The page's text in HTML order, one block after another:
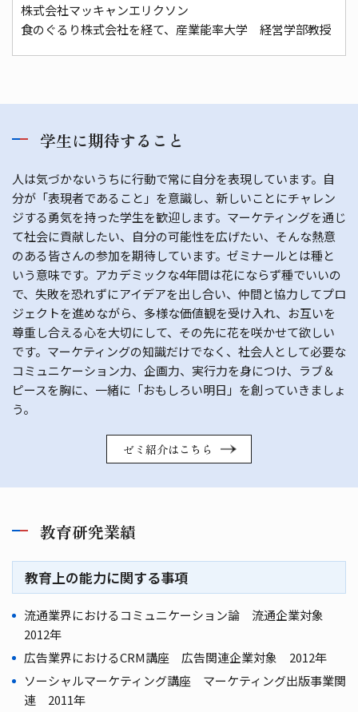
株式会社マッキャンエリクソン
食のぐるり株式会社を経て、産業能率大学 経営学部教授
学生に期待すること
人は気づかないうちに行動で常に自分を表現しています。自
分が「表現者であること」を意識し、新しいことにチャレン
ジする勇気を持った学生を歓迎します。マーケティングを通じ
て社会に貢献したい、自分の可能性を広げたい、そんな熱意
のある皆さんの参加を期待しています。ゼミナールとは種と
いう意味です。アカデミックな4年間は花にならず種でいいの
で、失敗を恐れずにアイデアを出し合い、仲間と協力してプロ
ジェクトを進めながら、多様な価値観を受け入れ、お互いを
尊重し合える心を大切にして、その先に花を咲かせて欲しい
です。マーケティングの知識だけでなく、社会人として必要な
コミュニケーション力、企画力、実行力を身につけ、ラブ＆
ピースを胸に、一緒に「おもしろい明日」を創っていきましょ
う。
ゼミ紹介はこちら
教育研究業績
教育上の能力に関する事項
流通業界におけるコミュニケーション論 流通企業対象
2012年
広告業界におけるCRM講座 広告関連企業対象 2012年
ソーシャルマーケティング講座 マーケティング出版事業関
連 2011年